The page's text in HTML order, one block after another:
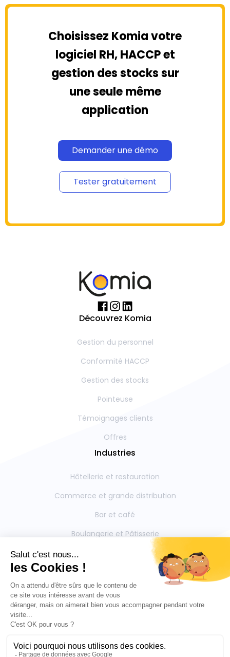
Choisissez Komia votre
logiciel RH, HACCP et
gestion des stocks sur
une seule même
application
Demander une démo
Tester gratuitement
Découvrez Komia
Gestion du personnel
Conformité HACCP
Gestion des stocks
Pointeuse
Témoignages clients
Offres
Industries
Hôtellerie et restauration
Commerce et grande distribution
Bar et café
Boulangerie et Pâtisserie
Restauration collective
Boucherie et Charcuterie
Mentions légales
Outils partenaires intégrés